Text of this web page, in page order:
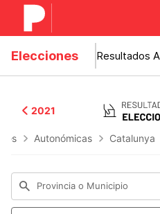
Elecciones Resultados
2021
Autonómicas Catalunya
Provincia o Municipio